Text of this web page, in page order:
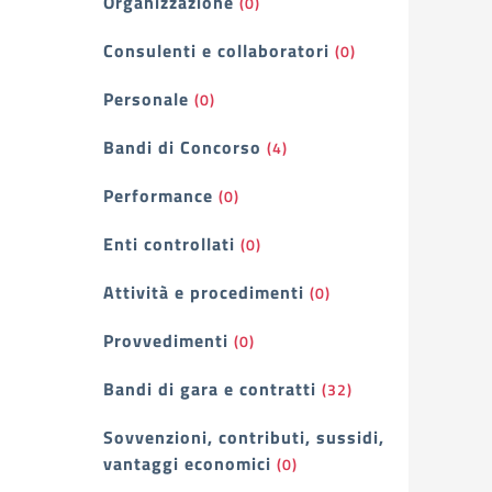
Consulenti e collaboratori (0)
Personale (0)
Bandi di Concorso (4)
Performance (0)
Enti controllati (0)
Attività e procedimenti (0)
Provvedimenti (0)
Bandi di gara e contratti (32)
Sovvenzioni, contributi, sussidi,
vantaggi economici (0)